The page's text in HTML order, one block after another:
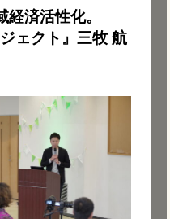
済活性化。
ェクト』三牧 航